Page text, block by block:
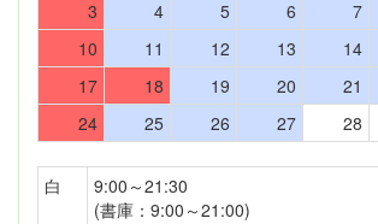
3
4 5 6 7
10
11 12 13 14
17
18 19 20 21
24
25 26 27 28
白
9:00～21:30
(書庫：9:00～21:00)